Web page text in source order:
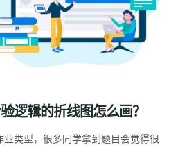
逻辑的折线图怎么画？
类型，很多同学拿到题目会觉得很